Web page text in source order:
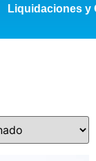
Liquidaciones y